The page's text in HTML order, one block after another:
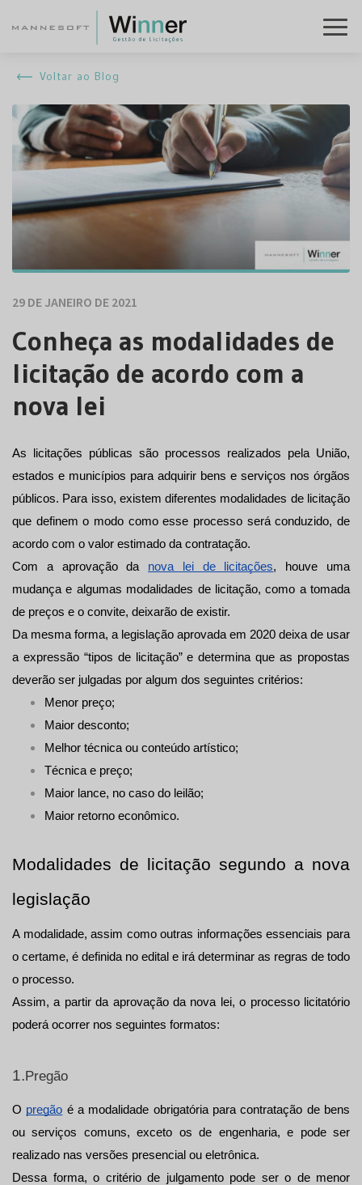
Voltar ao Blog
29 DE JANEIRO DE 2021
Conheça as modalidades de
licitação de acordo com a
nova lei
As licitações públicas são processos realizados pela União,
estados e municípios para adquirir bens e serviços nos órgãos
públicos. Para isso, existem diferentes modalidades de licitação
que definem o modo como esse processo será conduzido, de
acordo com o valor estimado da contratação.
Com a aprovação da nova lei de licitações, houve uma
mudança e algumas modalidades de licitação, como a tomada
de preços e o convite, deixarão de existir.
Da mesma forma, a legislação aprovada em 2020 deixa de usar
a expressão “tipos de licitação” e determina que as propostas
deverão ser julgadas por algum dos seguintes critérios:
Menor preço;
Maior desconto;
Melhor técnica ou conteúdo artístico;
Técnica e preço;
Maior lance, no caso do leilão;
Maior retorno econômico.
Modalidades de licitação segundo a nova
legislação
A modalidade, assim como outras informações essenciais para
o certame, é definida no edital e irá determinar as regras de todo
o processo.
Assim, a partir da aprovação da nova lei, o processo licitatório
poderá ocorrer nos seguintes formatos:
1.Pregão
O pregão é a modalidade obrigatória para contratação de bens
ou serviços comuns, exceto os de engenharia, e pode ser
realizado nas versões presencial ou eletrônica.
Dessa forma, o critério de julgamento pode ser o de menor